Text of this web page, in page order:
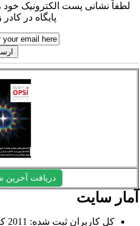
لطفاً نشانی پست الکترونیک خود
پایگاه در کادر
دریافت آخرین
سایت
کل کاربران ثبت شده: 2011 کاربر